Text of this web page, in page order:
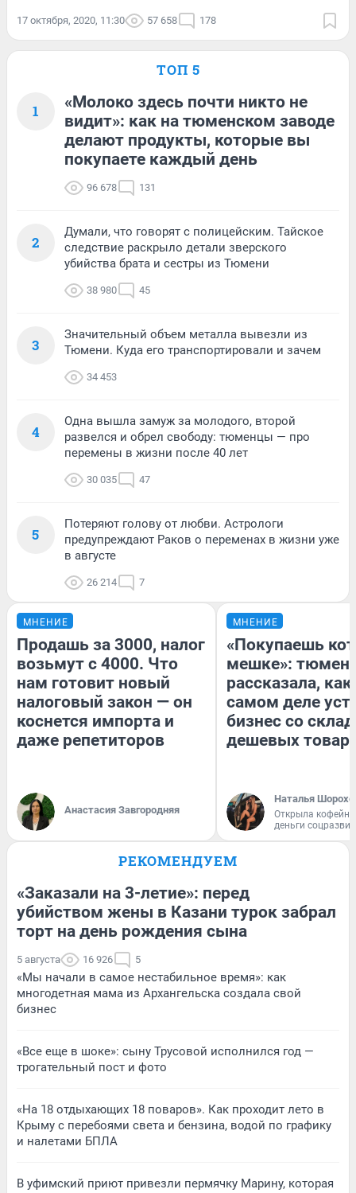
17 октября, 2020, 11:30 57 658 178
ТОП 5
1
«Молоко здесь почти никто не
видит»: как на тюменском заводе
делают продукты, которые вы
покупаете каждый день
96 678 131
2
Думали, что говорят с полицейским. Тайское
следствие раскрыло детали зверского
убийства брата и сестры из Тюмени
38 980 45
3
Значительный объем металла вывезли из
Тюмени. Куда его транспортировали и зачем
34 453
4
Одна вышла замуж за молодого, второй
развелся и обрел свободу: тюменцы — про
перемены в жизни после 40 лет
30 035 47
5
Потеряют голову от любви. Астрологи
предупреждают Раков о переменах в жизни уже
в августе
26 214 7
МНЕНИЕ
Продашь за 3000, налог
возьмут с 4000. Что
нам готовит новый
налоговый закон — он
коснется импорта и
даже репетиторов
Анастасия Завгородняя
МНЕНИЕ
«Покупаешь
мешке»:
рассказала, как
самом деле
бизнес со
дешевых
Наталья
Открыла
деньги
РЕКОМЕНДУЕМ
«Заказали на 3-летие»: перед
убийством жены в Казани турок забрал
торт на день рождения сына
5 августа 16 926 5
«Мы начали в самое нестабильное время»: как
многодетная мама из Архангельска создала свой
бизнес
«Все еще в шоке»: сыну Трусовой исполнился год —
трогательный пост и фото
«На 18 отдыхающих 18 поваров». Как проходит лето в
Крыму с перебоями света и бензина, водой по графику
и налетами БПЛА
В уфимский приют привезли пермячку Марину, которая